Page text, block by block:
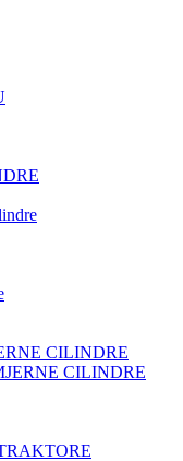
CILINDRE
CILINDRE